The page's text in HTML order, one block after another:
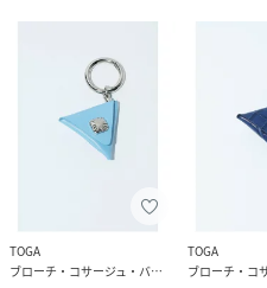
TOGA
ブローチ・コサージュ・バッジ
TOGA